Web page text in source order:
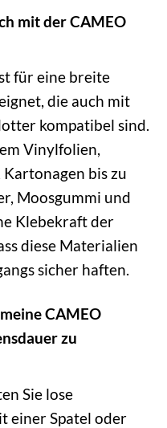
mit der CAMEO
für eine breite
die auch mit
kompatibel sind.
Vinylfolien,
bis zu
Moosgummi und
Klebekraft der
diese Materialien
sicher haften.
CAMEO
zu
Sie lose
einer Spatel oder